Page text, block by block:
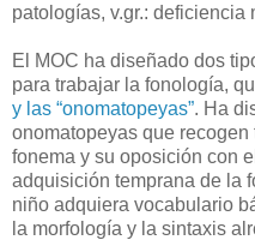
patologías, v.gr.: deficiencia
El MOC ha diseñado dos
para trabajar la fonología,
y las “onomatopeyas”. Ha
onomatopeyas que
fonema y su oposición con
adquisición temprana de la
niño adquiera vocabulario
la morfología y la sintaxis